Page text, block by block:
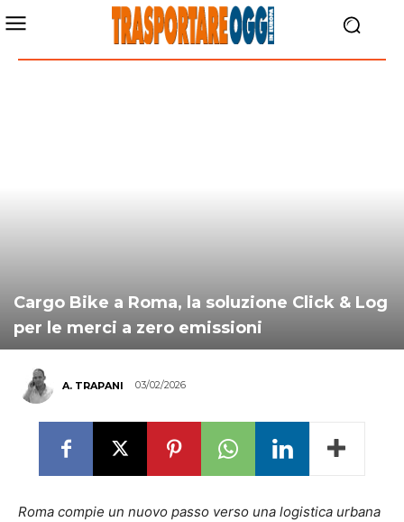
Cargo Bike a Roma, la soluzione Click & Log
per le merci a zero emissioni
A. TRAPANI 03/02/2026
Roma compie un nuovo passo verso una logistica urbana